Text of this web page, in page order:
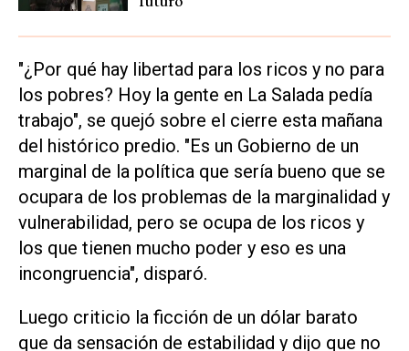
"¿Por qué hay libertad para los ricos y no para
los pobres? Hoy la gente en La Salada pedía
trabajo", se quejó sobre el cierre esta mañana
del histórico predio. "Es un Gobierno de un
marginal de la política que sería bueno que se
ocupara de los problemas de la marginalidad y
vulnerabilidad, pero se ocupa de los ricos y
los que tienen mucho poder y eso es una
incongruencia", disparó.
Luego criticio la ficción de un dólar barato
que da sensación de estabilidad y dijo que no